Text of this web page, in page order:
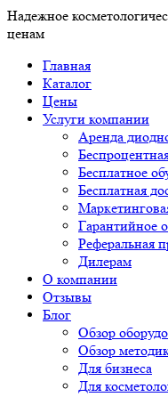
Надежное
ценам
Главная
Каталог
Цены
Услуги компании
Аренда
Бесплатное
Бесплатная
Гарантийное
Реферальная
Дилерам
О компании
Отзывы
Блог
Обзор
Обзор
Для бизнеса
Для